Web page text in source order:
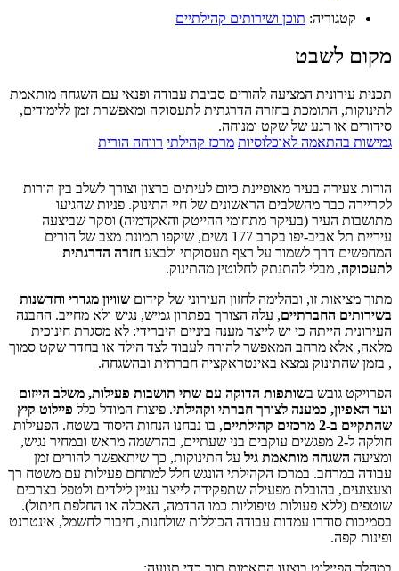
קטגוריה: תוכן ושירותים קהילתיים
מקום לשבט
תכנית עירונית המציעה להורים סביבת עבודה ופנאי עם השגחה מותאמת
לתינוקות, התומכת בחזרה הדרגתית לתעסוקה ומאפשרת זמן ללימודים,
סידורים או רגע של שקט ומנוחה.
גמישות בהתאמה לאוכלוסיות מרכז קהילתי רווחה הורית
הורות צעירה בעיר מאופיינת כיום לעיתים ברצון וצורך לשלב בין הורות
לקריירה כבר מהשלבים הראשונים של חיי התינוק. פניות שהגיעו
מתושבות העיר (בעיקר מתחומי ההייטק והאקדמיה) וסקר שביצעה
עיריית תל אביב-יפו בקרב 177 נשים, שיקפו תמונת מצב של הורים
המחפשים דרך לשמור על רצף תעסוקתי ולבצע חזרה הדרגתית
לתעסוקה, מבלי להתנתק לחלוטין מהתינוק.
מתוך מציאות זו, ובהלימה לחזון העירוני של קידום שוויון מגדרי וחדשנות
בשירותים החברתיים, עלה הצורך בפתרון גמיש, נגיש ולא מחייב. ההבנה
העירונית הייתה כי יש לייצר מענה ביניים היברידי: לא מסגרת חינוכית
מלאה, אלא מרחב המאפשר להורה לעבוד לצד הילד או בחדר שקט סמוך
, בזמן שהתינוק נמצא באינטראקציה חברתית ובהשגחה.
הפרויקט גובש בשותפות הדוקה עם שתי תושבות פעילות, משלב הייזום
ועד האפיון, כמענה לצורך חברתי וקהילתי. פיצוח המודל כלל פיילוט קיץ
שהתקיים ב-2 מרכזים קהילתיים
, בו נבחנו הנחות היסוד בשטח. הפעילות
חולקה ל-2 מפגשים עוקבים בני שעתיים, בהרשמה מראש ובמחיר נגיש,
ומציעה השגחה מותאמת גיל על התינוקות, כך שיתאפשר להורים זמן
עבודה במרחב. במרכז הקהילתי הונגש חלל למתחם פעילות עם משטח רך
וצעצועים, בהובלת מפעילה שתפקידה לייצר עניין לילדים ולטפל בצרכים
שוטפים (ללא פעולות טיפוליות כמו הרדמה, האכלה או החלפת חיתול).
בסמיכות סודרו עמדות עבודה הכוללות שולחנות, חיבור לחשמל, אינטרנט
ופינות קפה.
במהלך הפיילוט בוצעו התאמות תוך כדי תנועה: